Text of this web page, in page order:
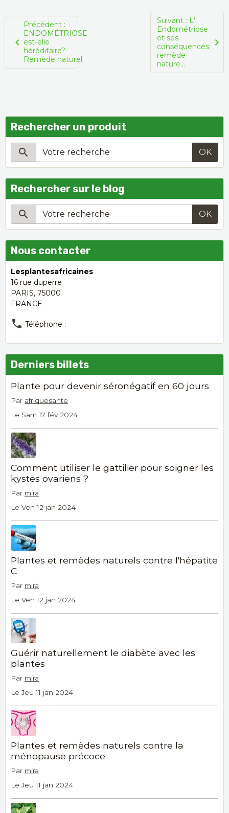
Précédent :
ENDOMÉTRIOSE
est-elle
héréditaire?
Remède naturel
Suivant : L'
Endométriose
et ses
conséquences:
remède
nature...
Rechercher un produit
OK
Rechercher sur le blog
OK
Nous contacter
Lesplantesafricaines
16 rue duperre
PARIS, 75000
FRANCE
Téléphone :
Derniers billets
Plante pour devenir séronégatif en 60 jours
Par afriquesante
Le Sam 17 fév 2024
Comment utiliser le gattilier pour soigner les
kystes ovariens ?
Par mira
Le Ven 12 jan 2024
Plantes et remèdes naturels contre l'hépatite
C
Par mira
Le Ven 12 jan 2024
Guérir naturellement le diabète avec les
plantes
Par mira
Le Jeu 11 jan 2024
Plantes et remèdes naturels contre la
ménopause précoce
Par mira
Le Jeu 11 jan 2024